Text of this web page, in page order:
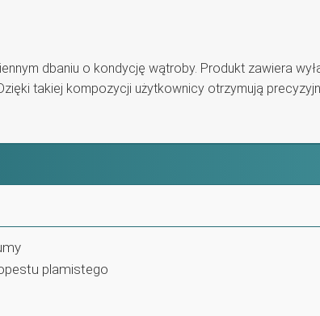
dbaniu o kondycję wątroby. Produkt zawiera
takiej kompozycji użytkownicy otrzymują
plamistego